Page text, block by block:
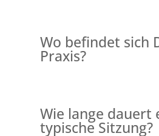
Wo befindet sich
Praxis?
Wie lange dauert
typische Sitzung?